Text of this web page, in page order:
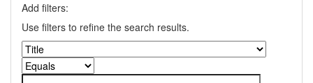
Add filters:
Use filters to refine the search results.